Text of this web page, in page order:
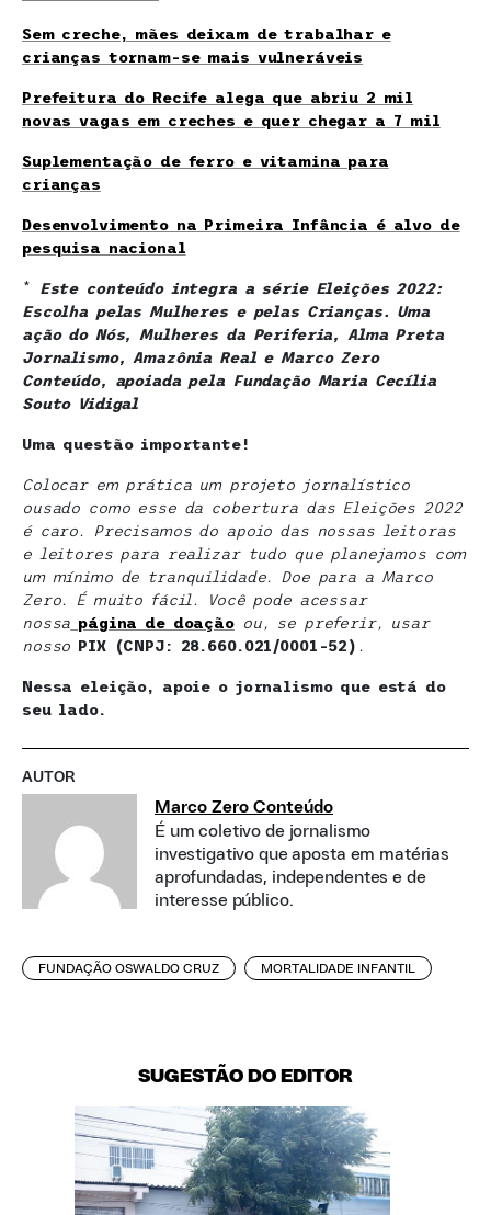
Sem creche, mães deixam de trabalhar e
crianças tornam-se mais vulneráveis
Prefeitura do Recife alega que abriu 2 mil
novas vagas em creches e quer chegar a 7 mil
Suplementação de ferro e vitamina para
crianças
Desenvolvimento na Primeira Infância é alvo de
pesquisa nacional
* Este conteúdo integra a série Eleições 2022:
Escolha pelas Mulheres e pelas Crianças. Uma
ação do Nós, Mulheres da Periferia, Alma Preta
Jornalismo, Amazônia Real e Marco Zero
Conteúdo, apoiada pela Fundação Maria Cecília
Souto Vidigal
Uma questão importante!
Colocar em prática um projeto jornalístico
ousado como esse da cobertura das Eleições 2022
é caro. Precisamos do apoio das nossas leitoras
e leitores para realizar tudo que planejamos com
um mínimo de tranquilidade. Doe para a Marco
Zero. É muito fácil. Você pode acessar
nossa página de doaçãoou, se preferir, usar
nosso PIX (CNPJ: 28.660.021/0001-52) .
Nessa eleição, apoie o jornalismo que está do
seu lado.
AUTOR
Marco Zero Conteúdo
É um coletivo de jornalismo
investigativo que aposta em matérias
aprofundadas, independentes e de
interesse público.
FUNDAÇÃO OSWALDO CRUZ MORTALIDADE INFANTIL
SUGESTÃO DO EDITOR